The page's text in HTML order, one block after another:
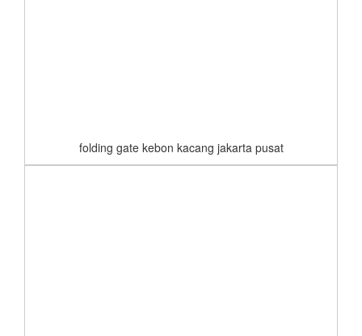
folding gate kebon kacang jakarta pusat